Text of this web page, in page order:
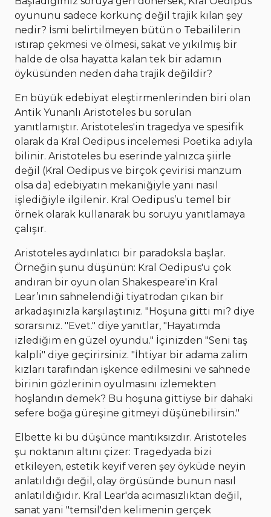
oyununu sadece korkunç değil trajik kılan şey
nedir? İsmi belirtilmeyen bütün o Tebaililerin
ıstırap çekmesi ve ölmesi, sakat ve yıkılmış bir
halde de olsa hayatta kalan tek bir adamın
öyküsünden neden daha trajik değildir?
En büyük edebiyat eleştirmenlerinden biri olan
Antik Yunanlı Aristoteles bu sorulan
yanıtlamıştır. Aristoteles'in tragedya ve spesifik
olarak da Kral Oedipus incelemesi Poetika adıyla
bilinir. Aristoteles bu eserinde yalnızca şiirle
değil (Kral Oedipus ve birçok çevirisi manzum
olsa da) edebiyatın mekaniğiyle yani nasıl
işlediğiyle ilgilenir. Kral Oedipus’u temel bir
örnek olarak kullanarak bu soruyu yanıtlamaya
çalışır.
Aristoteles aydınlatıcı bir paradoksla başlar.
Örneğin şunu düşünün: Kral Oedipus'u çok
andıran bir oyun olan Shakespeare'in Kral
Lear’ının sahnelendiği tiyatrodan çıkan bir
arkadaşınızla karşılaştınız. "Hoşuna gitti mi? diye
sorarsınız. "Evet." diye yanıtlar, "Hayatımda
izlediğim en güzel oyundu." İçinizden "Seni taş
kalpli" diye geçirirsiniz. "İhtiyar bir adama zalim
kızları tarafından işkence edilmesini ve sahnede
birinin gözlerinin oyulmasını izlemekten
hoşlandın demek? Bu hoşuna gittiyse bir dahaki
sefere boğa güreşine gitmeyi düşünebilirsin."
Elbette ki bu düşünce mantıksızdır. Aristoteles
şu noktanın altını çizer: Tragedyada bizi
etkileyen, estetik keyif veren şey öyküde neyin
anlatıldığı değil, olay örgüsünde bunun nasıl
anlatıldığıdır. Kral Lear'da acımasızlıktan değil,
sanat yani "temsil'den kelimenin gerçek